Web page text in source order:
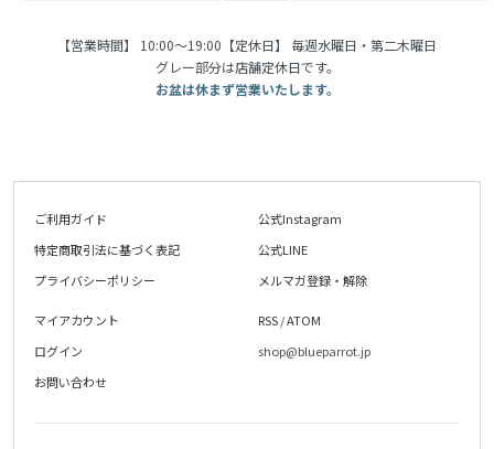
【営業時間】 10:00〜19:00【定休日】 毎週水曜日・第二木曜日
グレー部分は店舗定休日です。
お盆は休まず営業いたします。
ご利用ガイド
特定商取引法に基づく表記
プライバシーポリシー
公式Instagram
公式LINE
メルマガ登録・解除
マイアカウント
ログイン
お問い合わせ
RSS/ATOM
shop@blueparrot.jp